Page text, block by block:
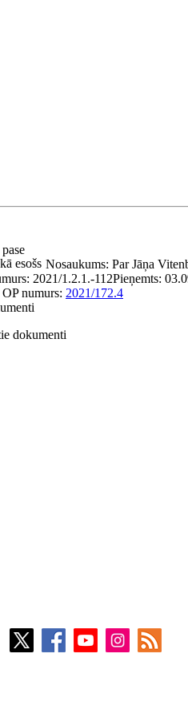
Nosaukums: Par Jāņa
esošs
2021/1.2.1.-112Pieņemts:
OP numurs: 2021/172.4
dokumenti